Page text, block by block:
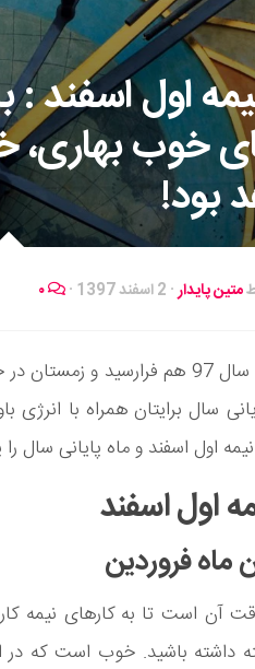
اول اسفند
خوب بهاری،
بود!
متین پایدار· 2 اسفند 1397 ·
ماه پایانی سال 97 هم فرارسید
سال برایتان همراه با انرژی
اول اسفند و ماه پایانی سال
اول اسفند
ماه فروردین
آن است تا به کارهای نیمه
داشته باشید. خوب است که در